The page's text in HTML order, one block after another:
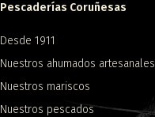
Pescaderías Coruñesas
Desde 1911
Nuestros ahumados artesanales
Nuestros mariscos
Nuestros pescados